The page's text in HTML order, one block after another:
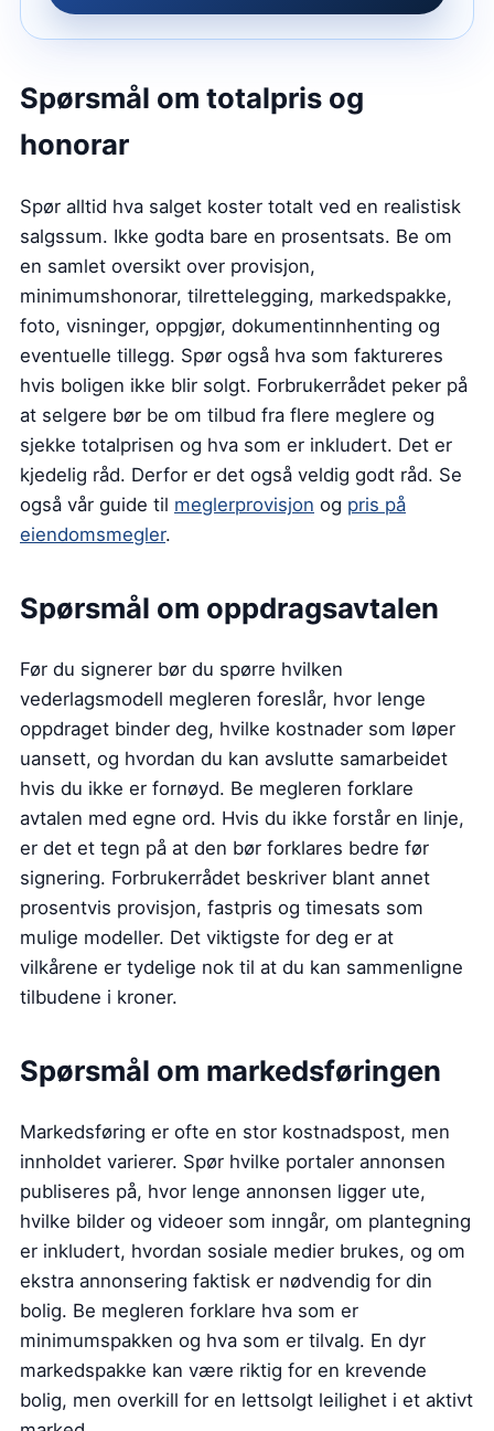
Spørsmål om totalpris og
honorar
Spør alltid hva salget koster totalt ved en realistisk
salgssum. Ikke godta bare en prosentsats. Be om
en samlet oversikt over provisjon,
minimumshonorar, tilrettelegging, markedspakke,
foto, visninger, oppgjør, dokumentinnhenting og
eventuelle tillegg. Spør også hva som faktureres
hvis boligen ikke blir solgt. Forbrukerrådet peker på
at selgere bør be om tilbud fra flere meglere og
sjekke totalprisen og hva som er inkludert. Det er
kjedelig råd. Derfor er det også veldig godt råd. Se
også vår guide til meglerprovisjon og pris på
eiendomsmegler.
Spørsmål om oppdragsavtalen
Før du signerer bør du spørre hvilken
vederlagsmodell megleren foreslår, hvor lenge
oppdraget binder deg, hvilke kostnader som løper
uansett, og hvordan du kan avslutte samarbeidet
hvis du ikke er fornøyd. Be megleren forklare
avtalen med egne ord. Hvis du ikke forstår en linje,
er det et tegn på at den bør forklares bedre før
signering. Forbrukerrådet beskriver blant annet
prosentvis provisjon, fastpris og timesats som
mulige modeller. Det viktigste for deg er at
vilkårene er tydelige nok til at du kan sammenligne
tilbudene i kroner.
Spørsmål om markedsføringen
Markedsføring er ofte en stor kostnadspost, men
innholdet varierer. Spør hvilke portaler annonsen
publiseres på, hvor lenge annonsen ligger ute,
hvilke bilder og videoer som inngår, om plantegning
er inkludert, hvordan sosiale medier brukes, og om
ekstra annonsering faktisk er nødvendig for din
bolig. Be megleren forklare hva som er
minimumspakken og hva som er tilvalg. En dyr
markedspakke kan være riktig for en krevende
bolig, men overkill for en lettsolgt leilighet i et aktivt